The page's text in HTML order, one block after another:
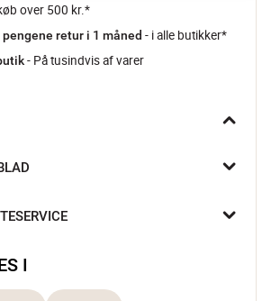
over 500 kr.*
pengene retur i 1 måned - i alle butikker*
- På tusindvis af varer
Det slanke design passer til det
I